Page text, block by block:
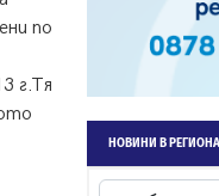
по
г.Тя
НОВИНИ В РЕГИОНА